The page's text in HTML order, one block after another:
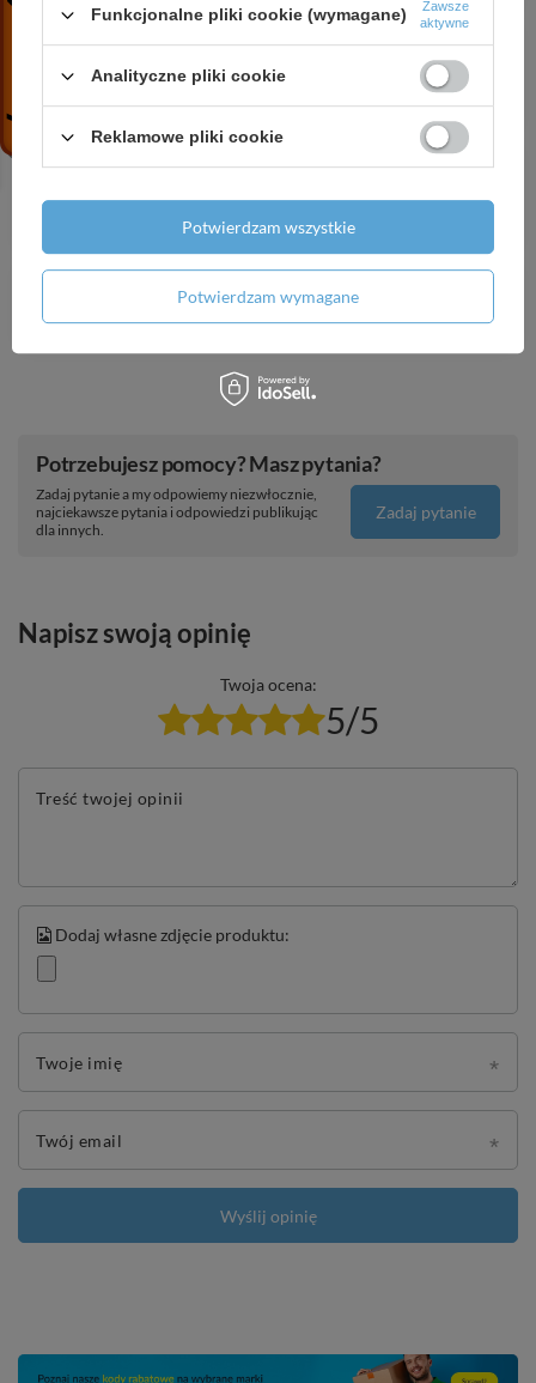
HG Xilesa E Szafka pod szlifowaną umywalkę
wpuszczaną w blat/nablatową z 4 szufladami
1375/550, Kaszmirowy Dąb
AX Universal Softsquare Szczotka do WC z
Polerowany
1 452,51 zł / szt.
AX Universal Softsquare Wieszak na ręczniki, 2-
ramienny, Chrom
1 444,76 zł / szt.
Potrzebujesz pomocy? Masz pytania?
Zadaj pytanie a my odpowiemy niezwłocznie,
najciekawsze pytania i odpowiedzi publikując
dla innych.
Zadaj pytanie
Napisz swoją opinię
Twoja ocena:
5/5
Treść twojej opinii
Dodaj własne zdjęcie produktu:
Twoje imię
Twój email
Wyślij opinię
Funkcjonalne pliki cookie (wymagane)
Zawsze
aktywne
Analityczne pliki cookie
Reklamowe pliki cookie
Potwierdzam wymagane
Potwierdzam wszystkie